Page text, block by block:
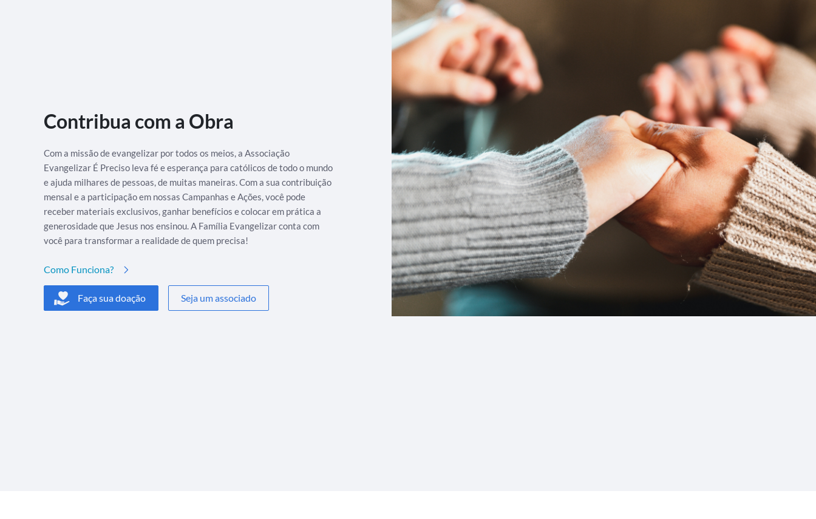
Contribua com a Obra
Com a missão de evangelizar por todos os meios, a Associação
Evangelizar É Preciso leva fé e esperança para católicos de todo o mundo
e ajuda milhares de pessoas, de muitas maneiras. Com a sua contribuição
mensal e a participação em nossas Campanhas e Ações, você pode
receber materiais exclusivos, ganhar benefícios e colocar em prática a
generosidade que Jesus nos ensinou. A Família Evangelizar conta com
você para transformar a realidade de quem precisa!
Como Funciona?
Faça sua doação Seja um associado